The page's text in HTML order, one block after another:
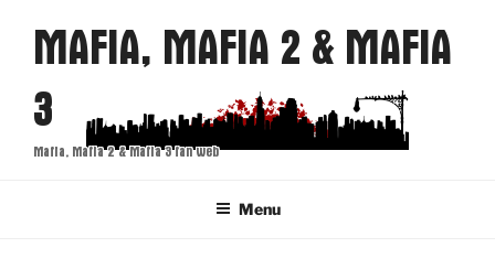
obsahu
webu
MAFIA, MAFIA 2 & MAFIA
3
Mafia, Mafia 2 & Mafia 3 fan web
Menu